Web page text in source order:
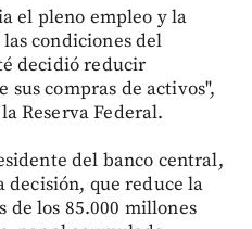
el pleno empleo y la
condiciones del
decidió reducir
compras de activos",
Reserva Federal.
del banco central,
decisión, que reduce la
de los 85.000 millones